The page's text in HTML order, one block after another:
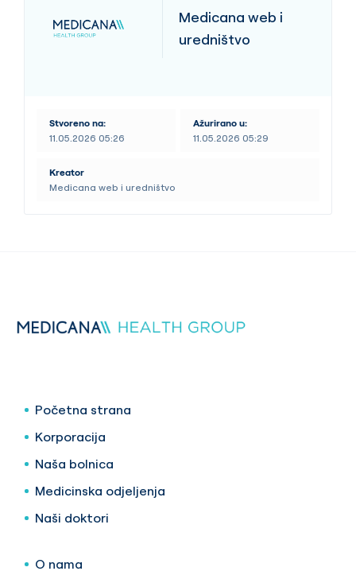
Medicana web i
uredništvo
Stvoreno na:
11.05.2026 05:26
Ažurirano u:
11.05.2026 05:29
Kreator
Medicana web i uredništvo
Početna strana
Korporacija
Naša bolnica
Medicinska odjeljenja
Naši doktori
O nama